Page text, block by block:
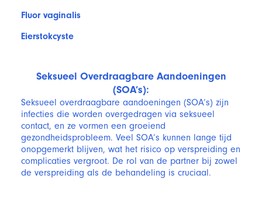
Fluor vaginalis
Eierstokcyste
Seksueel Overdraagbare Aandoeningen
(SOA’s):
Seksueel overdraagbare aandoeningen (SOA’s) zijn
infecties die worden overgedragen via seksueel
contact, en ze vormen een groeiend
gezondheidsprobleem. Veel SOA’s kunnen lange tijd
onopgemerkt blijven, wat het risico op verspreiding en
complicaties vergroot. De rol van de partner bij zowel
de verspreiding als de behandeling is cruciaal.